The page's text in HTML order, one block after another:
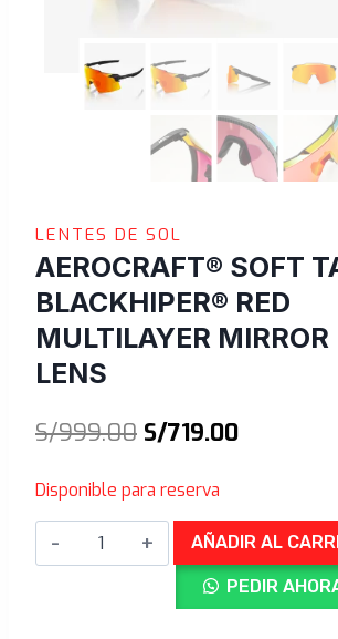
LENTES DE SOL
AEROCRAFT® SOFT
BLACKHIPER® RED
MULTILAYER MIRROR
LENS
S/999.00 El
era:
S/999.00.
S/719.00El
es:
S/719.00.
Disponible para reserva
AEROCRAFT®
Soft
AÑADIR AL
PEDIR